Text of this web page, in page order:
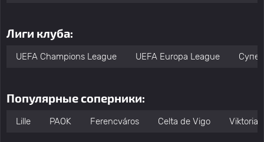
Лиги клуба:
UEFA Champions League UEFA Europa League
Популярные соперники:
Lille PAOK Ferencváros Celta de Vigo Viktoria